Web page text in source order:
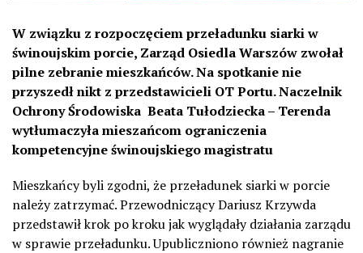
W związku z rozpoczęciem przeładunku siarki w
świnoujskim porcie, Zarząd Osiedla Warszów zwołał
pilne zebranie mieszkańców. Na spotkanie nie
przyszedł nikt z przedstawicieli OT Portu. Naczelnik
Ochrony Środowiska Beata Tułodziecka – Terenda
wytłumaczyła mieszańcom ograniczenia
kompetencyjne świnoujskiego magistratu
Mieszkańcy byli zgodni, że przeładunek siarki w porcie
należy zatrzymać. Przewodniczący Dariusz Krzywda
przedstawił krok po kroku jak wyglądały działania zarządu
w sprawie przeładunku. Upubliczniono również nagranie